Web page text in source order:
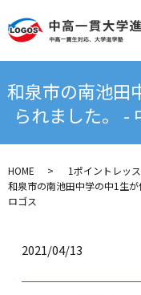
和泉市の南池田
られました。 -
HOME
1ポイントレッ
和泉市の南池田中学の中1生
ロゴス
2021/04/13